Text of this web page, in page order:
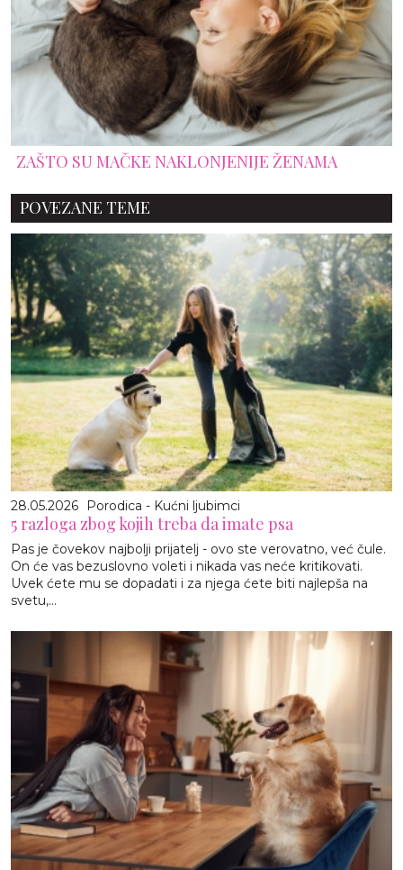
ZAŠTO SU MAČKE NAKLONJENIJE ŽENAMA
POVEZANE TEME
28.05.2026 Porodica - Kućni ljubimci
5 razloga zbog kojih treba da imate psa
Pas je čovekov najbolji prijatelj - ovo ste verovatno, već čule.
On će vas bezuslovno voleti i nikada vas neće kritikovati.
Uvek ćete mu se dopadati i za njega ćete biti najlepša na
svetu,...